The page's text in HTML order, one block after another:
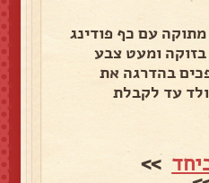
1 שמנת מתוקה עם כף פודינג
בזוקה ומעט צבע
בהדרגה את
עד לקבלת
>>